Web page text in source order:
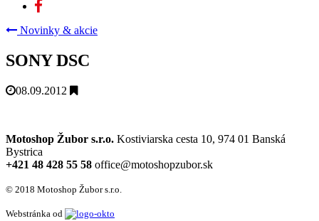
Novinky & akcie
SONY DSC
08.09.2012
Motoshop Žubor s.r.o. Kostiviarska cesta 10, 974 01 Banská
Bystrica
+421 48 428 55 58 office@motoshopzubor.sk
© 2018 Motoshop Žubor s.r.o.
Webstránka od